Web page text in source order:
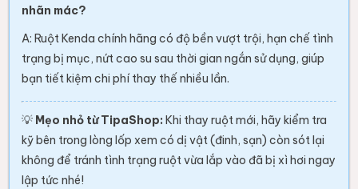
nhãn mác?
A: Ruột Kenda chính hãng có độ bền vượt trội, hạn chế tình
trạng bị mục, nứt cao su sau thời gian ngắn sử dụng, giúp
bạn tiết kiệm chi phí thay thế nhiều lần.
💡 Mẹo nhỏ từ TipaShop: Khi thay ruột mới, hãy kiểm tra
kỹ bên trong lòng lốp xem có dị vật (đinh, sạn) còn sót lại
không để tránh tình trạng ruột vừa lắp vào đã bị xì hơi ngay
lập tức nhé!